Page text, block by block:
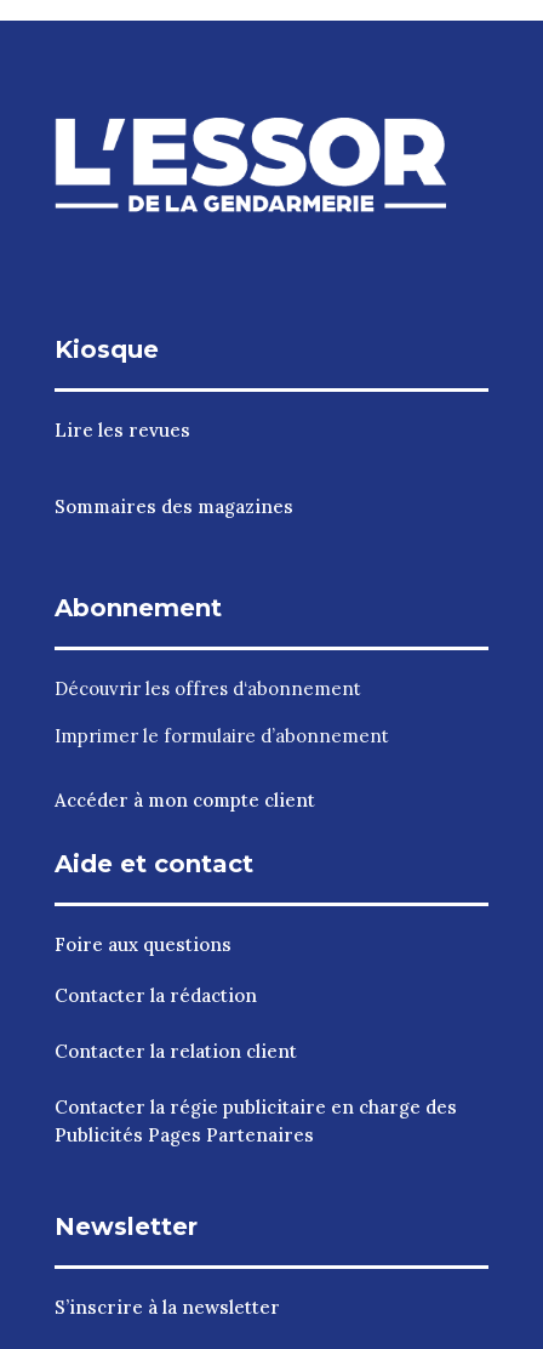
Kiosque
Lire les revues
Sommaires des magazines
Abonnement
Découvrir les offres d‘abonnement
Imprimer le formulaire d’abonnement
Accéder à mon compte client
Aide et contact
Foire aux questions
Contacter la rédaction
Contacter la relation client
Contacter la régie publicitaire en charge des
Publicités Pages Partenaires
Newsletter
S’inscrire à la newsletter